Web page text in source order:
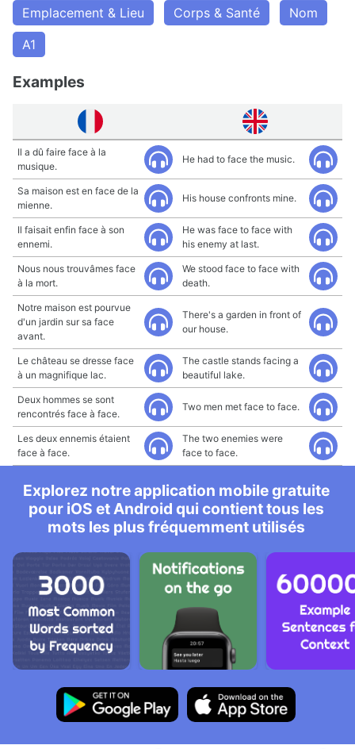
Emplacement & Lieu Corps & Santé
Nom
A1
Examples
Il a dû faire face à la
musique.
He had to face the music.
Sa maison est en face de la
mienne.
His house confronts mine.
Il faisait enfin face à son
ennemi.
He was face to face with
his enemy at last.
Nous nous trouvâmes face
à la mort.
We stood face to face with
death.
Notre maison est pourvue
d'un jardin sur sa face
avant.
There's a garden in front of
our house.
Le château se dresse face
à un magnifique lac.
The castle stands facing a
beautiful lake.
Deux hommes se sont
rencontrés face à face.
Two men met face to face.
Les deux ennemis étaient
face à face.
The two enemies were
face to face.
Explorez notre application mobile gratuite
pour iOS et Android qui contient tous les
mots les plus fréquemment utilisés